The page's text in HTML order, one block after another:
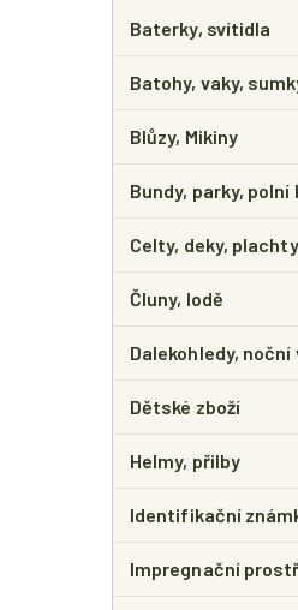
Baterky, svítidla
Batohy, vaky,
Blůzy, Mikiny
Bundy, parky, polní
Celty, deky, plachty
Čluny, lodě
Dalekohledy,
Dětské zboží
Helmy, přilby
Identifikační
Impregnační